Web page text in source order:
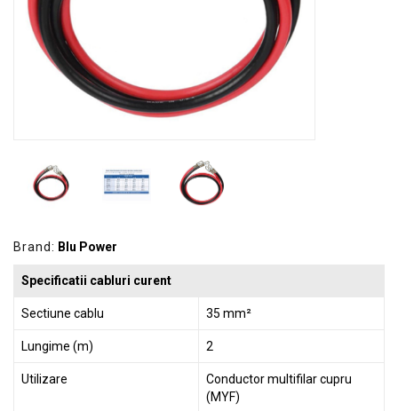
ELECTRICE
ECHIPAMENTE
Brand: Blu Power
Specificatii cabluri curent
Sectiune cablu 35 mm²
Lungime (m) 2
Utilizare
Conductor multifilar cupru
(MYF)